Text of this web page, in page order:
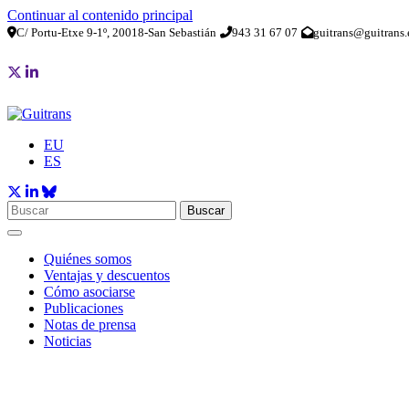
Continuar al contenido principal
C/ Portu-Etxe 9-1º, 20018-San Sebastián 943 31 67 07
EU
ES
Buscar
Quiénes somos
Ventajas y descuentos
Cómo asociarse
Publicaciones
Notas de prensa
Noticias